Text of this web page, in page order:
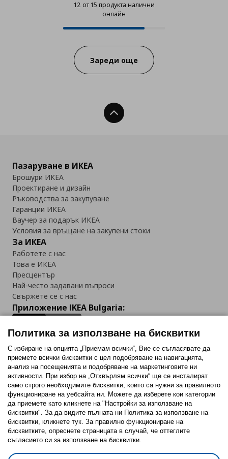
12 от 15 продукта налични
онлайн
12 от 15 продукта налични
Progress:
Зареди още
Нагоре
Пазаруване в ИКЕА
Брошури ИКЕА
Проектиране и дизайн
Ръководства за закупуване
Гаранции ИКЕА
Ваучер за подарък ИКЕА
Условия за връщане на закупени стоки
За ИКЕА
Работете с нас
Това е ИКЕА
Пресцентър
Най-често задавани въпроси
Свържете се с нас
Приложение IKEA Bulgaria:
Последвайте ни:
FacebookTwitterYoutubePinterestInstagram
Политика за използване на бисквитки (Cookies)
Избор на настройки за използване на бисквитки
Политика за използване на бисквитки
С избиране на опцията „Приемам всички“, Вие се съгласявате да
приемете всички бисквитки с цел подобряване на навигацията,
анализ на посещенията и подобряване на маркетинговите ни
активности. При избор на „Отхвърлям всички“ ще се инсталират
само строго необходимитe бисквитки, които са нужни за правилното
функциониране на уебсайта ни. Можете да изберете кои категории
да приемете като кликнете на "Настройки за използване на
бисквитки". За да видите пълната ни Политика за използване на
бисквитки, кликнете тук. За правилно функциониране на
бисквитките, опреснете страницата в случай, че оттеглите
съгласието си за използване на бисквитки.